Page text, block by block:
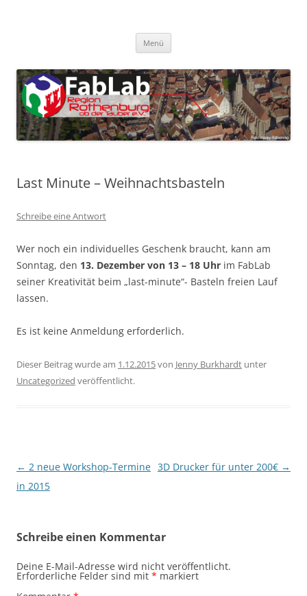
Menü
Last Minute – Weihnachtsbasteln
Schreibe eine Antwort
Wer noch ein individuelles Geschenk braucht, kann am
Sonntag, den 13. Dezember von 13 – 18 Uhr im FabLab
seiner Kreativität beim „last-minute“- Basteln freien Lauf
lassen.
Es ist keine Anmeldung erforderlich.
Dieser Beitrag wurde am 1.12.2015von Jenny Burkhardt unter
Uncategorized veröffentlicht.
Beitragsnavigation
← 2 neue Workshop-Termine
in 2015
3D Drucker für unter 200€ →
Schreibe einen Kommentar
Deine E-Mail-Adresse wird nicht veröffentlicht.
Erforderliche Felder sind mit * markiert